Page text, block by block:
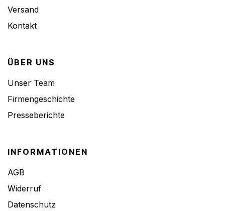
Versand
Kontakt
ÜBER UNS
Unser Team
Firmengeschichte
Presseberichte
INFORMATIONEN
AGB
Widerruf
Datenschutz